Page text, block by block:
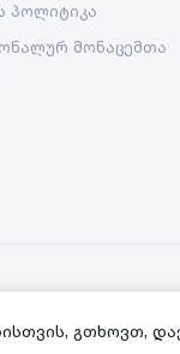
პოლიტიკა
მონაცემთა
გთხოვთ,